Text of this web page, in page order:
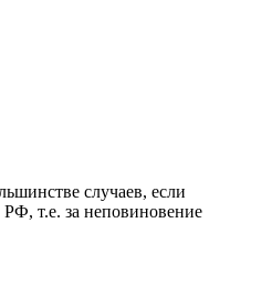
случаев, если
т.е. за неповиновение